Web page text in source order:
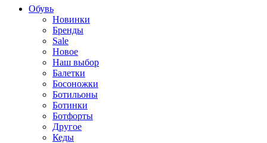
Обувь
Новинки
Бренды
Sale
Новое
Наш выбор
Балетки
Босоножки
Ботильоны
Ботинки
Ботфорты
Другое
Кеды